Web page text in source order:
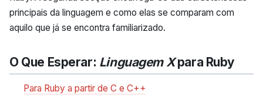
principais da linguagem e como elas se comparam com
aquilo que já se encontra familiarizado.
O Que Esperar: Linguagem Xpara Ruby
Para Ruby a partir de C e C++